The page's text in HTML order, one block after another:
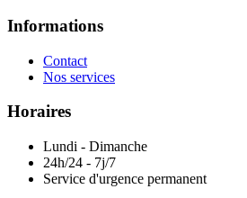
Informations
Contact
Nos services
Horaires
Lundi - Dimanche
24h/24 - 7j/7
Service d'urgence permanent